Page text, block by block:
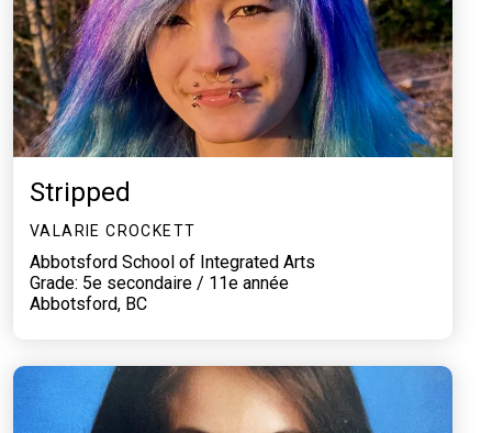
Stripped
VALARIE CROCKETT
Abbotsford School of Integrated Arts
Grade: 5e secondaire / 11e année
Abbotsford, BC